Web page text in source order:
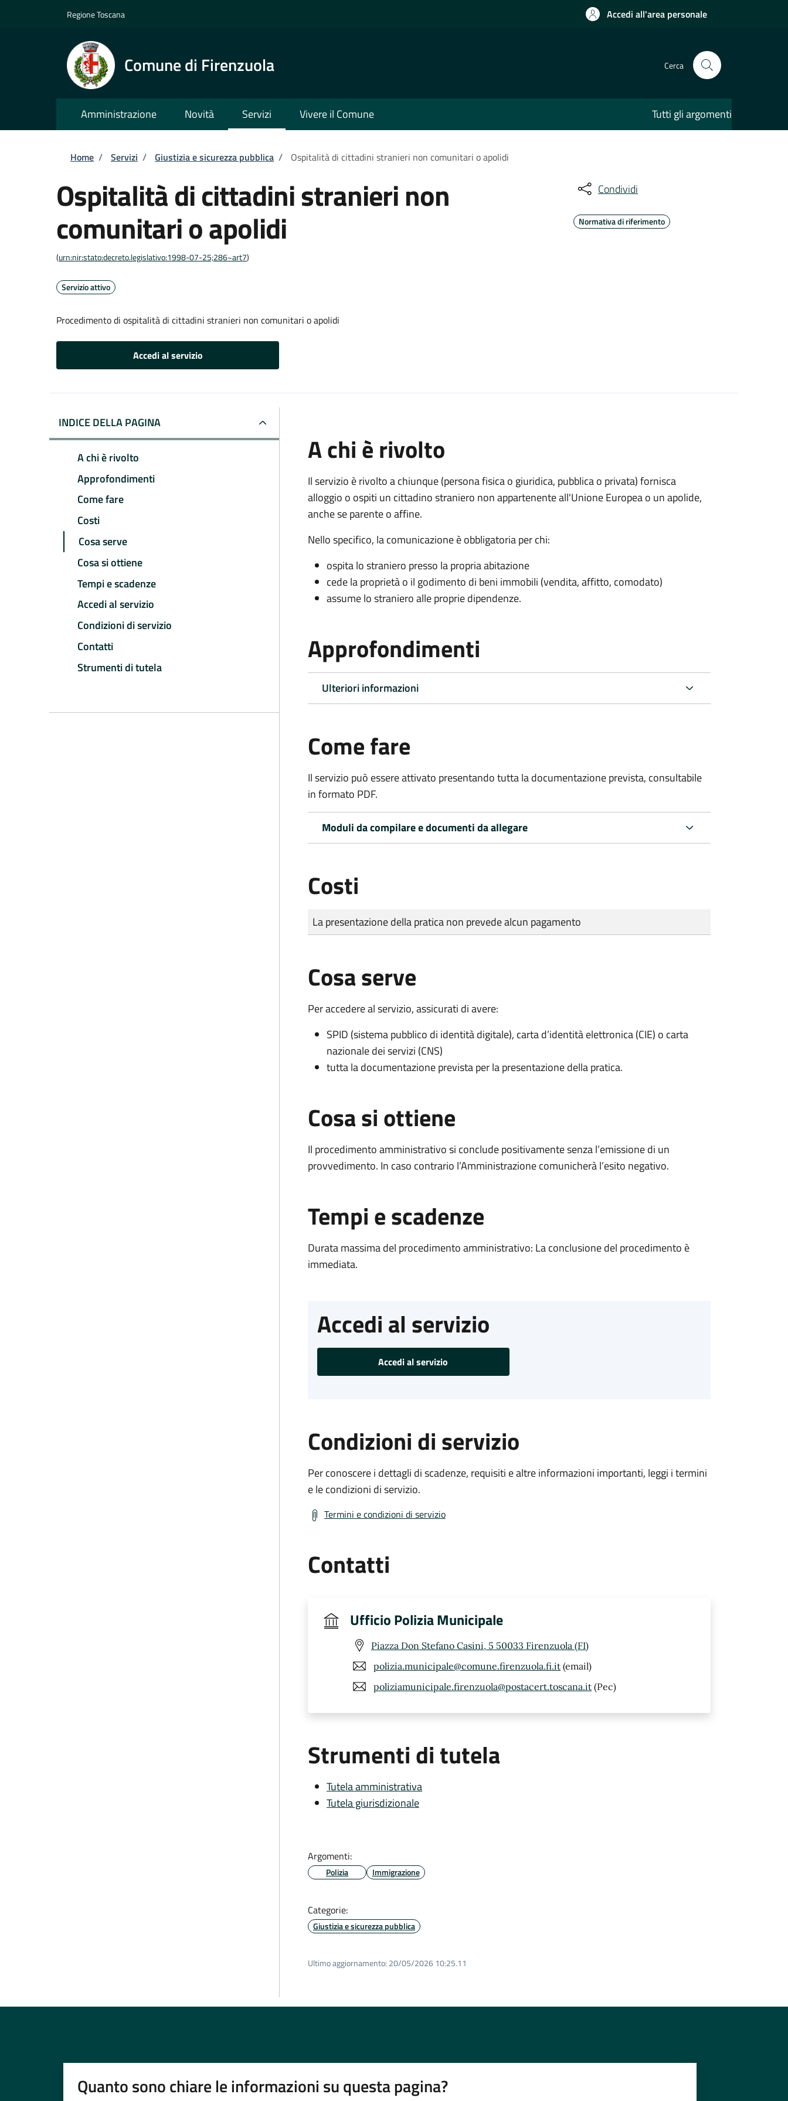
Regione Toscana Accedi all'area personale
Comune di Firenzuola Cerca
Amministrazione Novità Servizi Vivere il Comune Tutti gli argomenti
Briciole di pane
Home / Servizi / Giustizia e sicurezza pubblica / Ospitalità di cittadini stranieri non comunitari o apolidi
Ospitalità di cittadini stranieri non
comunitari o apolidi
(urn:nir:stato:decreto.legislativo:1998-07-25;286~art7)
Servizio attivo
Procedimento di ospitalità di cittadini stranieri non comunitari o apolidi
Accedi al servizio
Condividi
Normativa di riferimento
INDICE DELLA PAGINA
A chi è rivolto
Approfondimenti
Come fare
Costi
Cosa serve
Cosa si ottiene
Tempi e scadenze
Accedi al servizio
Condizioni di servizio
Contatti
Strumenti di tutela
A chi è rivolto
Il servizio è rivolto a chiunque (persona fisica o giuridica, pubblica o privata) fornisca
alloggio o ospiti un cittadino straniero non appartenente all'Unione Europea o un apolide,
anche se parente o affine.
Nello specifico, la comunicazione è obbligatoria per chi:
ospita lo straniero presso la propria abitazione
cede la proprietà o il godimento di beni immobili (vendita, affitto, comodato)
assume lo straniero alle proprie dipendenze.
Approfondimenti
Ulteriori informazioni
Come fare
Il servizio può essere attivato presentando tutta la documentazione prevista, consultabile
in formato PDF.
Moduli da compilare e documenti da allegare
Costi
Tipo di pagamento
Importo
La presentazione della pratica non prevede alcun pagamento
Cosa serve
Per accedere al servizio, assicurati di avere:
SPID (sistema pubblico di identità digitale), carta d’identità elettronica (CIE) o carta
nazionale dei servizi (CNS)
tutta la documentazione prevista per la presentazione della pratica.
Cosa si ottiene
Il procedimento amministrativo si conclude positivamente senza l’emissione di un
provvedimento. In caso contrario l’Amministrazione comunicherà l’esito negativo.
Tempi e scadenze
Durata massima del procedimento amministrativo: La conclusione del procedimento è
immediata.
Accedi al servizio
Accedi al servizio
Condizioni di servizio
Per conoscere i dettagli di scadenze, requisiti e altre informazioni importanti, leggi i termini
e le condizioni di servizio.
Termini e condizioni di servizio
Contatti
Ufficio Polizia Municipale
Piazza Don Stefano Casini, 5 50033 Firenzuola (FI)
polizia.municipale@comune.firenzuola.fi.it (email)
poliziamunicipale.firenzuola@postacert.toscana.it (Pec)
Strumenti di tutela
Tutela amministrativa
Tutela giurisdizionale
Argomenti:
Polizia Immigrazione
Categorie:
Giustizia e sicurezza pubblica
Ultimo aggiornamento: 20/05/2026 10:25.11
Quanto sono chiare le informazioni su questa pagina?